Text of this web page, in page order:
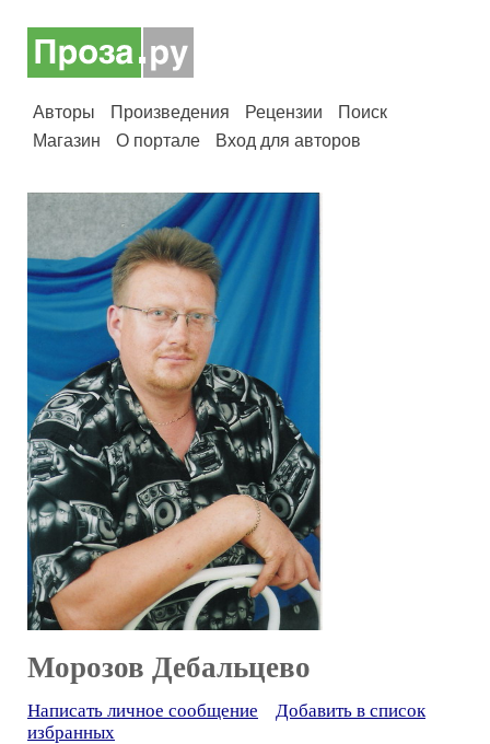
Авторы Произведения Рецензии
Поиск
Магазин
О портале Вход для авторов
Морозов Дебальцево
Написать личное сообщение
Добавить в список
избранных